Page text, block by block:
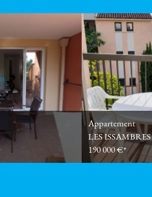
Appartement
LES ISSAMBRES
190 000 €*